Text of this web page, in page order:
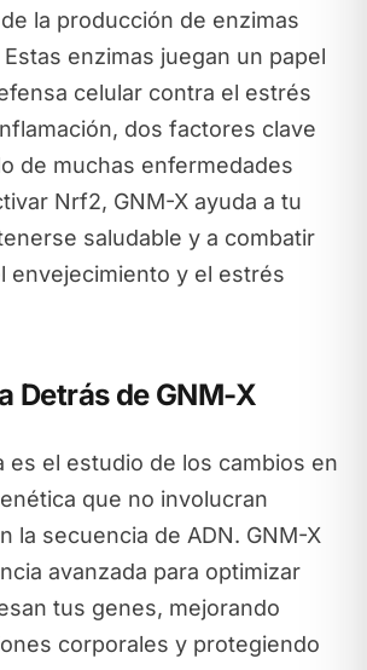
la producción de enzimas
enzimas juegan un papel
celular contra el estrés
dos factores clave
de muchas enfermedades
Nrf2, GNM-X ayuda a tu
saludable y a combatir
envejecimiento y el estrés
Detrás de GNM-X
es el estudio de los cambios en
que no involucran
la secuencia de ADN. GNM-X
avanzada para optimizar
tus genes, mejorando
corporales y protegiendo